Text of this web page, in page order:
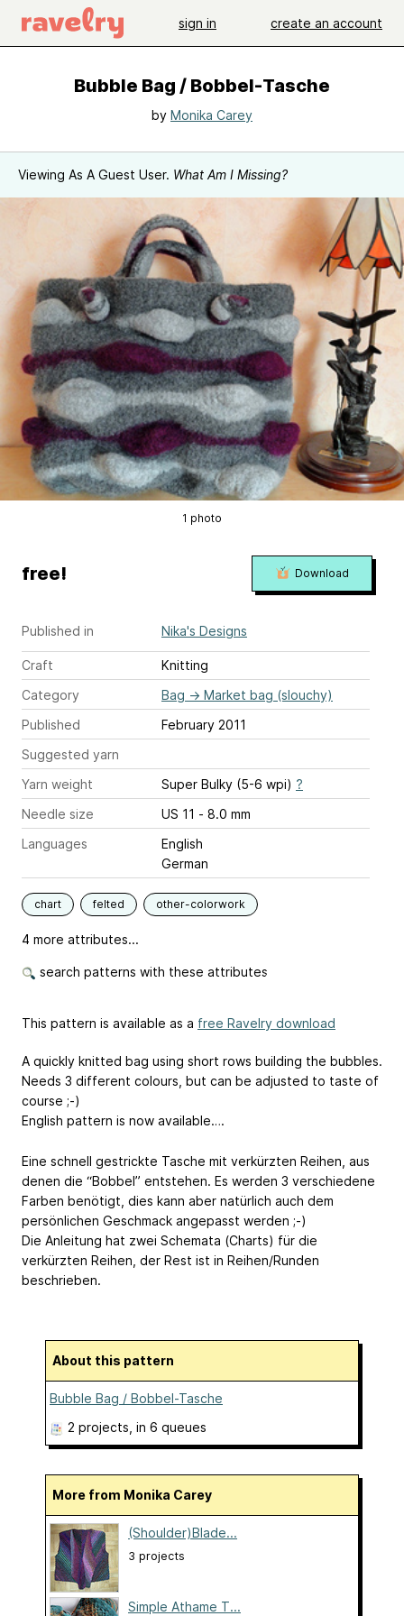
sign in create an account
Bubble Bag / Bobbel-Tasche
by Monika Carey
Viewing As A Guest User. What Am I Missing?
1 photo
Published in Nika's Designs
Craft
Knitting
Category
Bag → Market bag (slouchy)
Published
February 2011
Suggested yarn
Yarn weight
Super Bulky (5-6 wpi) ?
Needle size
US 11 - 8.0 mm
Languages
English
German
chart felted other-colorwork
4 more attributes...
search patterns with these attributes
free! Download
This pattern is available as a free Ravelry download
A quickly knitted bag using short rows building the bubbles.
Needs 3 different colours, but can be adjusted to taste of
course ;-)
English pattern is now available….
Eine schnell gestrickte Tasche mit verkürzten Reihen, aus
denen die “Bobbel” entstehen. Es werden 3 verschiedene
Farben benötigt, dies kann aber natürlich auch dem
persönlichen Geschmack angepasst werden ;-)
Die Anleitung hat zwei Schemata (Charts) für die
verkürzten Reihen, der Rest ist in Reihen/Runden
beschrieben.
About this pattern
Bubble Bag / Bobbel-Tasche
2 projects , in 6 queues
More from Monika Carey
(Shoulder)Blade...
3 projects
Simple Athame T...